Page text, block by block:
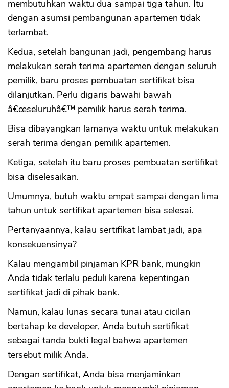
membutuhkan waktu dua sampai tiga tahun. Itu
dengan asumsi pembangunan apartemen tidak
terlambat.
Kedua, setelah bangunan jadi, pengembang harus
melakukan serah terima apartemen dengan seluruh
pemilik, baru proses pembuatan sertifikat bisa
dilanjutkan. Perlu digaris bawahi bawah
â€œseluruhâ€™ pemilik harus serah terima.
Bisa dibayangkan lamanya waktu untuk melakukan
serah terima dengan pemilik apartemen.
Ketiga, setelah itu baru proses pembuatan sertifikat
bisa diselesaikan.
Umumnya, butuh waktu empat sampai dengan lima
tahun untuk sertifikat apartemen bisa selesai.
Pertanyaannya, kalau sertifikat lambat jadi, apa
konsekuensinya?
Kalau mengambil pinjaman KPR bank, mungkin
Anda tidak terlalu peduli karena kepentingan
sertifikat jadi di pihak bank.
Namun, kalau lunas secara tunai atau cicilan
bertahap ke developer, Anda butuh sertifikat
sebagai tanda bukti legal bahwa apartemen
tersebut milik Anda.
Dengan sertifikat, Anda bisa menjaminkan